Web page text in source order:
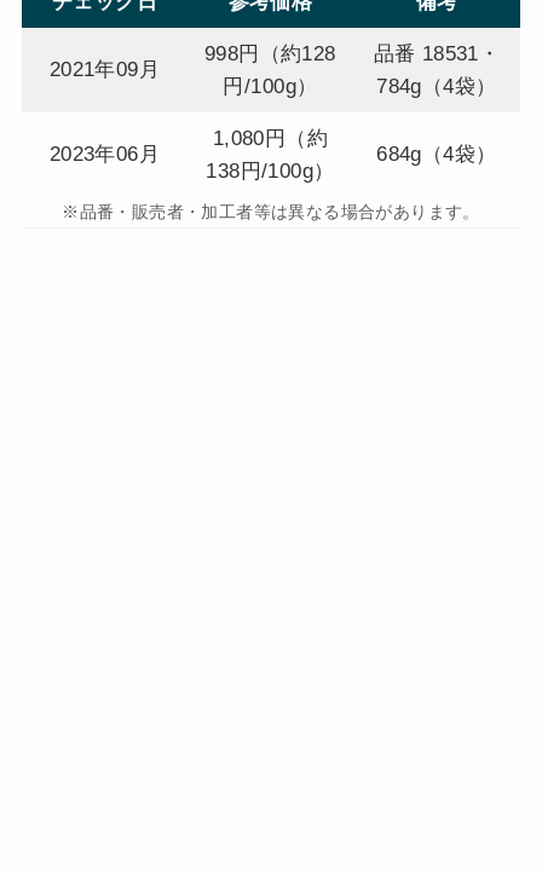
2021年09月
998円（約128
円/100g）
品番 18531・
784g（4袋）
2023年06月
1,080円（約
138円/100g）
684g（4袋）
※品番・販売者・加工者等は異なる場合があります。